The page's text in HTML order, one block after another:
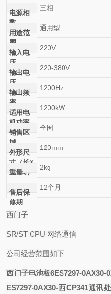
电源相
数
三相
用途范
围
通用型
输入电
压
220V
输出电
压
220-380V
输出频
率
1200Hz
适用电
机功率
1200kW
销售区
域
全国
外形尺
寸（长×
宽×高）
120mm
重量
2kg
售后保
修期
12个月
西门子
SR/ST CPU 网络通信
公司经营范围如下
西门子电池板6ES7297-0AX30-
ES7297-0AX30-西CP341通讯